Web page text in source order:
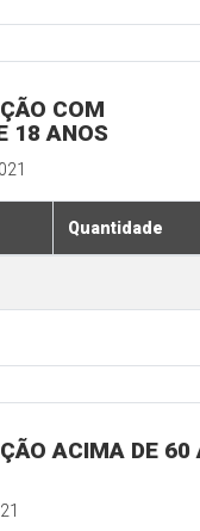
COM
18 ANOS
Quantidade
ACIMA DE 60